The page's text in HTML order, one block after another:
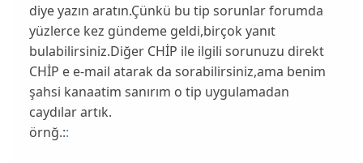
diye yazın aratın.Çünkü bu tip sorunlar forumda
yüzlerce kez gündeme geldi,birçok yanıt
bulabilirsiniz.Diğer CHİP ile ilgili sorunuzu direkt
CHİP e e-mail atarak da sorabilirsiniz,ama benim
şahsi kanaatim sanırım o tip uygulamadan
caydılar artık.
örnğ.::